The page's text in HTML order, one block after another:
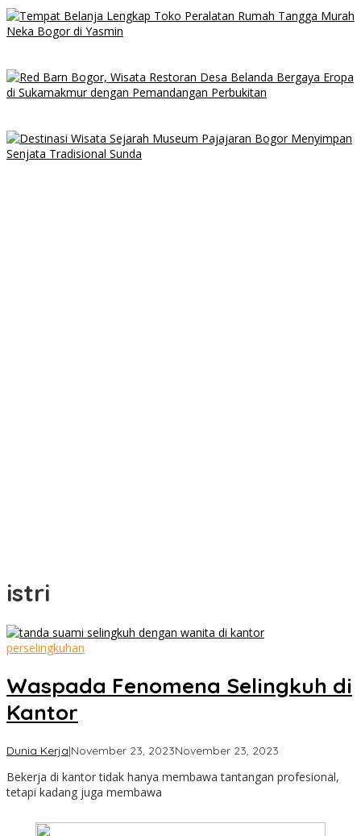
istri
perselingkuhan
Waspada Fenomena Selingkuh di
Kantor
Dunia Kerja|November 23, 2023November 23, 2023
Bogor
Bekerja di kantor tidak hanya membawa tantangan profesional,
tetapi kadang juga membawa